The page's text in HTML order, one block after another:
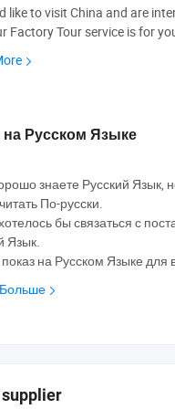
like to visit China and are
Factory Tour service is for
на Русском Языке
знаете Русский Язык,
По-русски.
бы связаться с
Язык.
на Русском Языке для